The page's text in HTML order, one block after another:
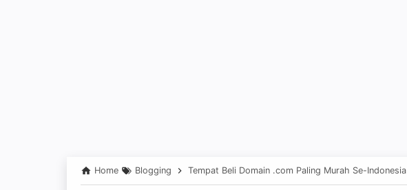
Home Blogging Tempat Beli Domain .com Paling Murah Se-Indonesia